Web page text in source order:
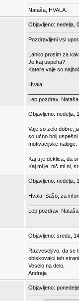
Nataša, HVALA.
Objavljeno: nedelja,
Pozdravljeni vsi
Lahko prosim za
Je kaj uspeha?
Katere vaje so
Hvala!
Lep pozdrav, Nataša
Objavljeno: nedelja,
Vaje so zelo dobre,
so učno bolj
motivacijske naloge.
Kaj ti je deklica, da
Kaj mi je, nič mi ni,
Objavljeno: nedelja,
Hvala, Sašo, za
Lep pozdrav, Nataša
Objavljeno: sreda,
Razveseljivo, da se
obiskovalci teh
Veselo na delo,
Andreja
Objavljeno: